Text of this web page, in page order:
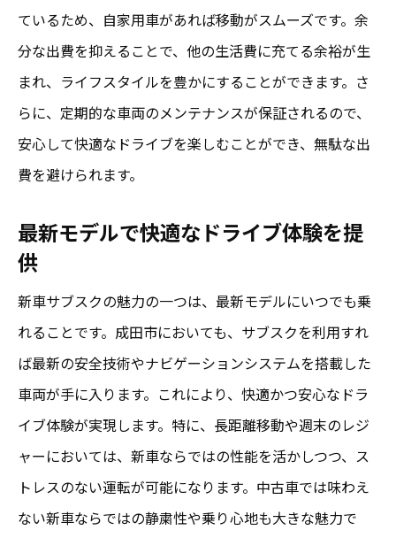
ているため、自家用車があれば移動がスムーズです。余
分な出費を抑えることで、他の生活費に充てる余裕が生
まれ、ライフスタイルを豊かにすることができます。さ
らに、定期的な車両のメンテナンスが保証されるので、
安心して快適なドライブを楽しむことができ、無駄な出
費を避けられます。
最新モデルで快適なドライブ体験を提
供
新車サブスクの魅力の一つは、最新モデルにいつでも乗
れることです。成田市においても、サブスクを利用すれ
ば最新の安全技術やナビゲーションシステムを搭載した
車両が手に入ります。これにより、快適かつ安心なドラ
イブ体験が実現します。特に、長距離移動や週末のレジ
ャーにおいては、新車ならではの性能を活かしつつ、ス
トレスのない運転が可能になります。中古車では味わえ
ない新車ならではの静粛性や乗り心地も大きな魅力で